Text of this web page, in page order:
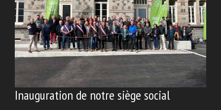
Inauguration de notre siège social